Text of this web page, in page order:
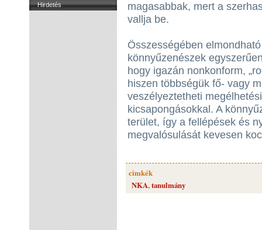
Hirdetés
magasabbak, mert a
vallja be.
Összességében
könnyűzenészek
hogy igazán nonkonform,
hiszen többségük fő- vagy
veszélyeztetheti
kicsapongásokkal. A
terület, így a fellépések és
megvalósulását kevesen
cimkék
NKA,tanulmány